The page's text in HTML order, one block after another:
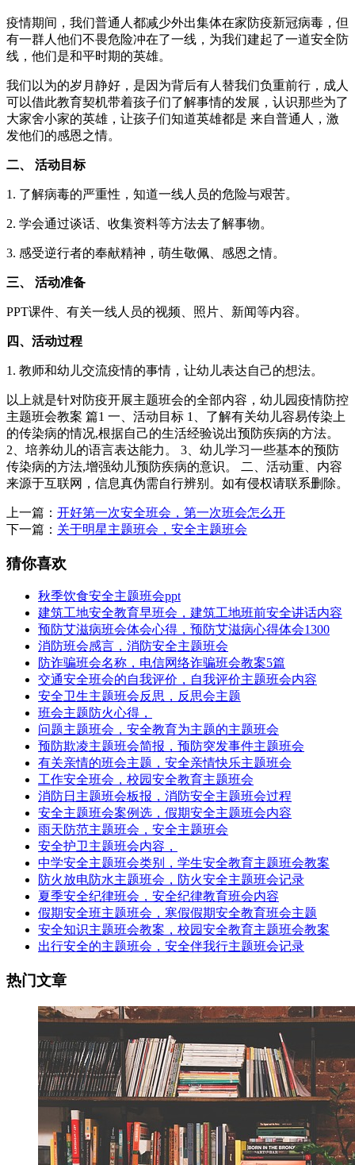
疫情期间，我们普通人都减少外出集体在家防疫新冠病毒，但
有一群人他们不畏危险冲在了一线，为我们建起了一道安全防
线，他们是和平时期的英雄。
我们以为的岁月静好，是因为背后有人替我们负重前行，成人
可以借此教育契机带着孩子们了解事情的发展，认识那些为了
大家舍小家的英雄，让孩子们知道英雄都是 来自普通人，激
发他们的感恩之情。
二、 活动目标
1. 了解病毒的严重性，知道一线人员的危险与艰苦。
2. 学会通过谈话、收集资料等方法去了解事物。
3. 感受逆行者的奉献精神，萌生敬佩、感恩之情。
三、 活动准备
PPT课件、有关一线人员的视频、照片、新闻等内容。
四、活动过程
1. 教师和幼儿交流疫情的事情，让幼儿表达自己的想法。
以上就是针对防疫开展主题班会的全部内容，幼儿园疫情防控
主题班会教案 篇1 一、活动目标 1、了解有关幼儿容易传染上
的传染病的情况,根据自己的生活经验说出预防疾病的方法。
2、培养幼儿的语言表达能力。 3、幼儿学习一些基本的预防
传染病的方法,增强幼儿预防疾病的意识。 二、活动重、内容
来源于互联网，信息真伪需自行辨别。如有侵权请联系删除。
上一篇： 开好第一次安全班会，第一次班会怎么开
下一篇： 关于明星主题班会，安全主题班会
猜你喜欢
秋季饮食安全主题班会ppt
建筑工地安全教育早班会，建筑工地班前安全讲话内容
预防艾滋病班会体会心得，预防艾滋病心得体会1300
消防班会感言，消防安全主题班会
防诈骗班会名称，电信网络诈骗班会教案5篇
交通安全班会的自我评价，自我评价主题班会内容
安全卫生主题班会反思，反思会主题
班会主题防火心得，
问题主题班会，安全教育为主题的主题班会
预防欺凌主题班会简报，预防突发事件主题班会
有关亲情的班会主题，安全亲情快乐主题班会
工作安全班会，校园安全教育主题班会
消防日主题班会板报，消防安全主题班会过程
安全主题班会案例选，假期安全主题班会内容
雨天防范主题班会，安全主题班会
安全护卫主题班会内容，
中学安全主题班会类别，学生安全教育主题班会教案
防火放电防水主题班会，防火安全主题班会记录
夏季安全纪律班会，安全纪律教育班会内容
假期安全班主题班会，寒假假期安全教育班会主题
安全知识主题班会教案，校园安全教育主题班会教案
出行安全的主题班会，安全伴我行主题班会记录
热门文章